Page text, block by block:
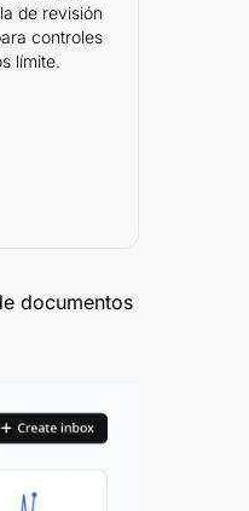
de revisión
controles
límite.
documentos